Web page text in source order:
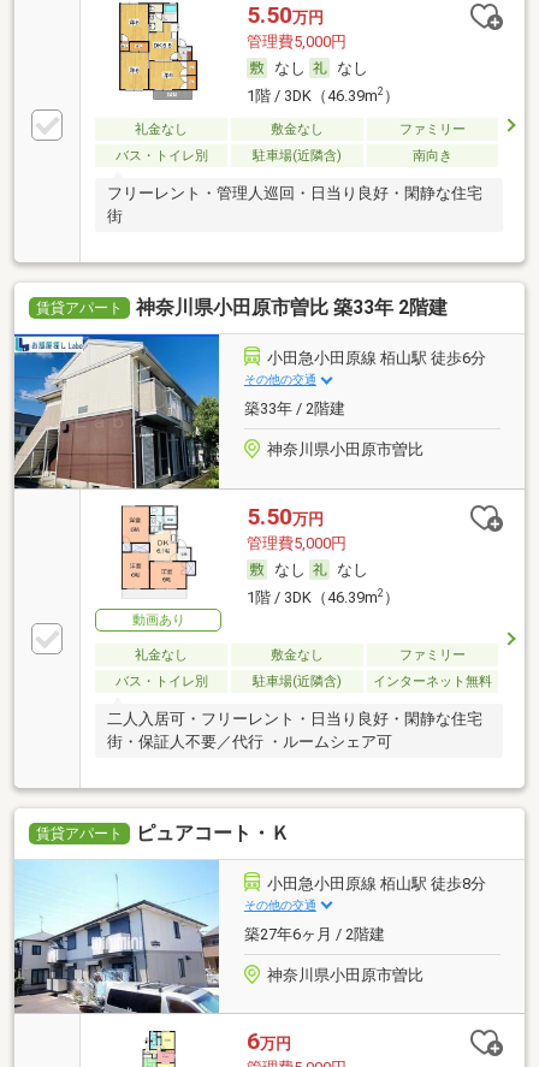
5.50万円
管理費5,000円
なし
なし
1階 / 3DK（46.39m2）
礼金なし 敷金なし
ファミリー
バス・トイレ別
駐車場(近隣含) 南向き
フリーレント・管理人巡回・日当り良好・閑静な住宅
街
賃貸アパート 神奈川県小田原市曽比 築33年 2階建
小田急小田原線 栢山駅 徒歩6分
その他の交通
築33年 / 2階建
神奈川県小田原市曽比
動画あり
5.50万円
管理費5,000円
なし
なし
1階 / 3DK（46.39m2）
礼金なし 敷金なし
ファミリー
バス・トイレ別
駐車場(近隣含) インターネット無料
二人入居可・フリーレント・日当り良好・閑静な住宅
街・保証人不要／代行 ・ルームシェア可
賃貸アパート ピュアコート・Ｋ
小田急小田原線 栢山駅 徒歩8分
その他の交通
築27年6ヶ月 / 2階建
神奈川県小田原市曽比
6万円